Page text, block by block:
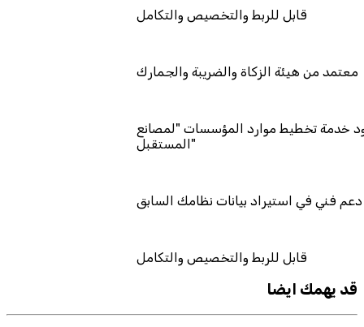
قابل للربط والتخصيص والتكامل
معتمد من هيئة الزكاة والضريبة والجمارك
كمزود خدمة تخطيط موارد المؤسسات "لمصانع
المستقبل"
دعم فني في استيراد بيانات نظامك السابق
قابل للربط والتخصيص والتكامل
قد يهمك ايضا